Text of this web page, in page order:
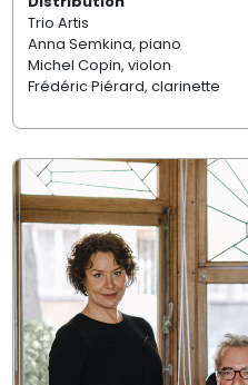
Trio Artis
Anna Semkina, piano
Michel Copin, violon
Frédéric Piérard, clarinette